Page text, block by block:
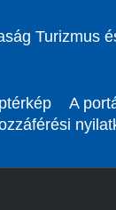
Turizmus
A